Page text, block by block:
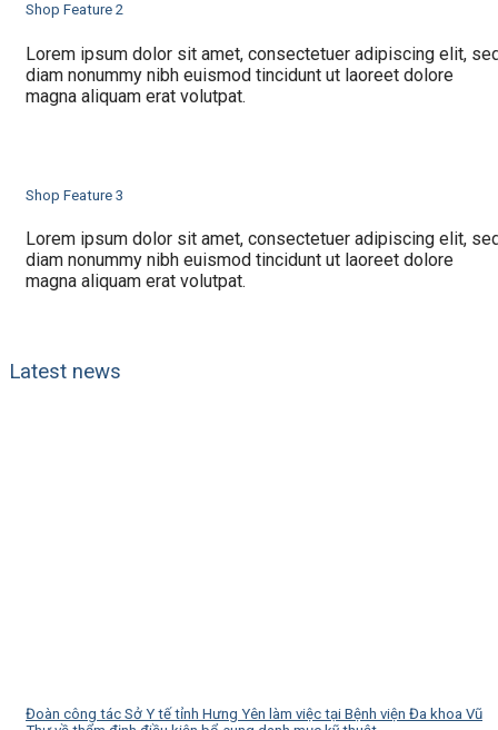
Shop Feature 2
Lorem ipsum dolor sit amet, consectetuer adipiscing elit,
diam nonummy nibh euismod tincidunt ut laoreet dolore
magna aliquam erat volutpat.
Shop Feature 3
Lorem ipsum dolor sit amet, consectetuer adipiscing elit,
diam nonummy nibh euismod tincidunt ut laoreet dolore
magna aliquam erat volutpat.
Latest news
Đoàn công tác Sở Y tế tỉnh Hưng Yên làm việc tại Bệnh viện Đa khoa Vũ